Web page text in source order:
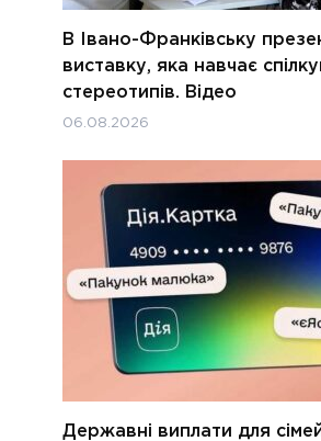
В Івано-Франківську
виставку, яка навчає
стереотипів. Відео
06.08.2026
Державні виплати для сімей